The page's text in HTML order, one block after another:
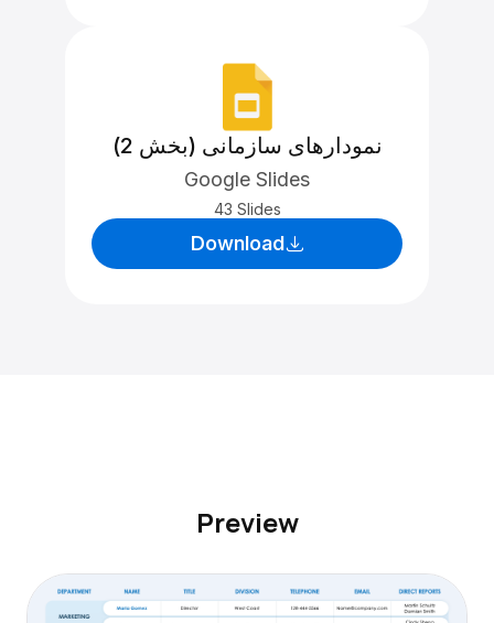
نمودارهای سازمانی (بخش 2)
Google Slides
43 Slides
Download
Preview